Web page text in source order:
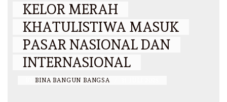
KELOR MERAH
KHATULISTIWA MASUK
PASAR NASIONAL DAN
INTERNASIONAL
BINA BANGUN BANGSA